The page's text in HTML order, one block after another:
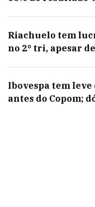
Riachuelo tem
no 2º tri, apesar
Ibovespa tem
antes do Copom;